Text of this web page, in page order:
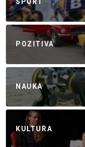
POZITIVA
NAUKA
KULTURA